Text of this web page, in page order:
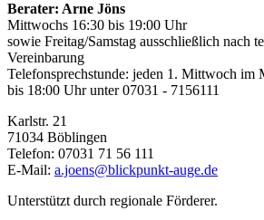
Berater: Arne Jöns
Mittwochs 16:30 bis 19:00 Uhr
sowie Freitag/Samstag ausschließlich nach
Vereinbarung
Telefonsprechstunde: jeden 1. Mittwoch im
bis 18:00 Uhr unter 07031 - 7156111
Karlstr. 21
71034 Böblingen
Telefon: 07031 71 56 111
E-Mail: a.joens@blickpunkt-auge.de
Unterstützt durch regionale Förderer.